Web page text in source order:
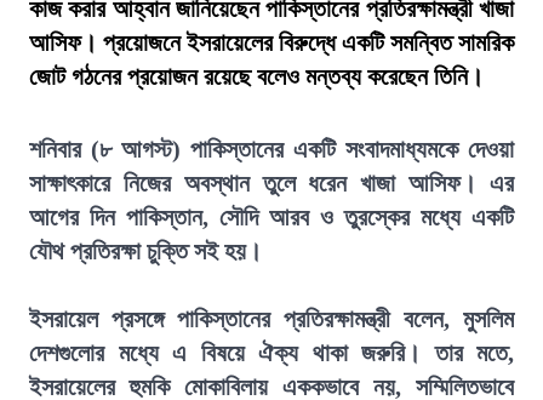
কাজ করার আহ্বান জানিয়েছেন পাকিস্তানের প্রতিরক্ষামন্ত্রী খাজা
আসিফ। প্রয়োজনে ইসরায়েলের বিরুদ্ধে একটি সমন্বিত সামরিক
জোট গঠনের প্রয়োজন রয়েছে বলেও মন্তব্য করেছেন তিনি।
শনিবার (৮ আগস্ট) পাকিস্তানের একটি সংবাদমাধ্যমকে দেওয়া
সাক্ষাৎকারে নিজের অবস্থান তুলে ধরেন খাজা আসিফ। এর
আগের দিন পাকিস্তান, সৌদি আরব ও তুরস্কের মধ্যে একটি
যৌথ প্রতিরক্ষা চুক্তি সই হয়।
ইসরায়েল প্রসঙ্গে পাকিস্তানের প্রতিরক্ষামন্ত্রী বলেন, মুসলিম
দেশগুলোর মধ্যে এ বিষয়ে ঐক্য থাকা জরুরি। তার মতে,
ইসরায়েলের হুমকি মোকাবিলায় এককভাবে নয়, সম্মিলিতভাবে